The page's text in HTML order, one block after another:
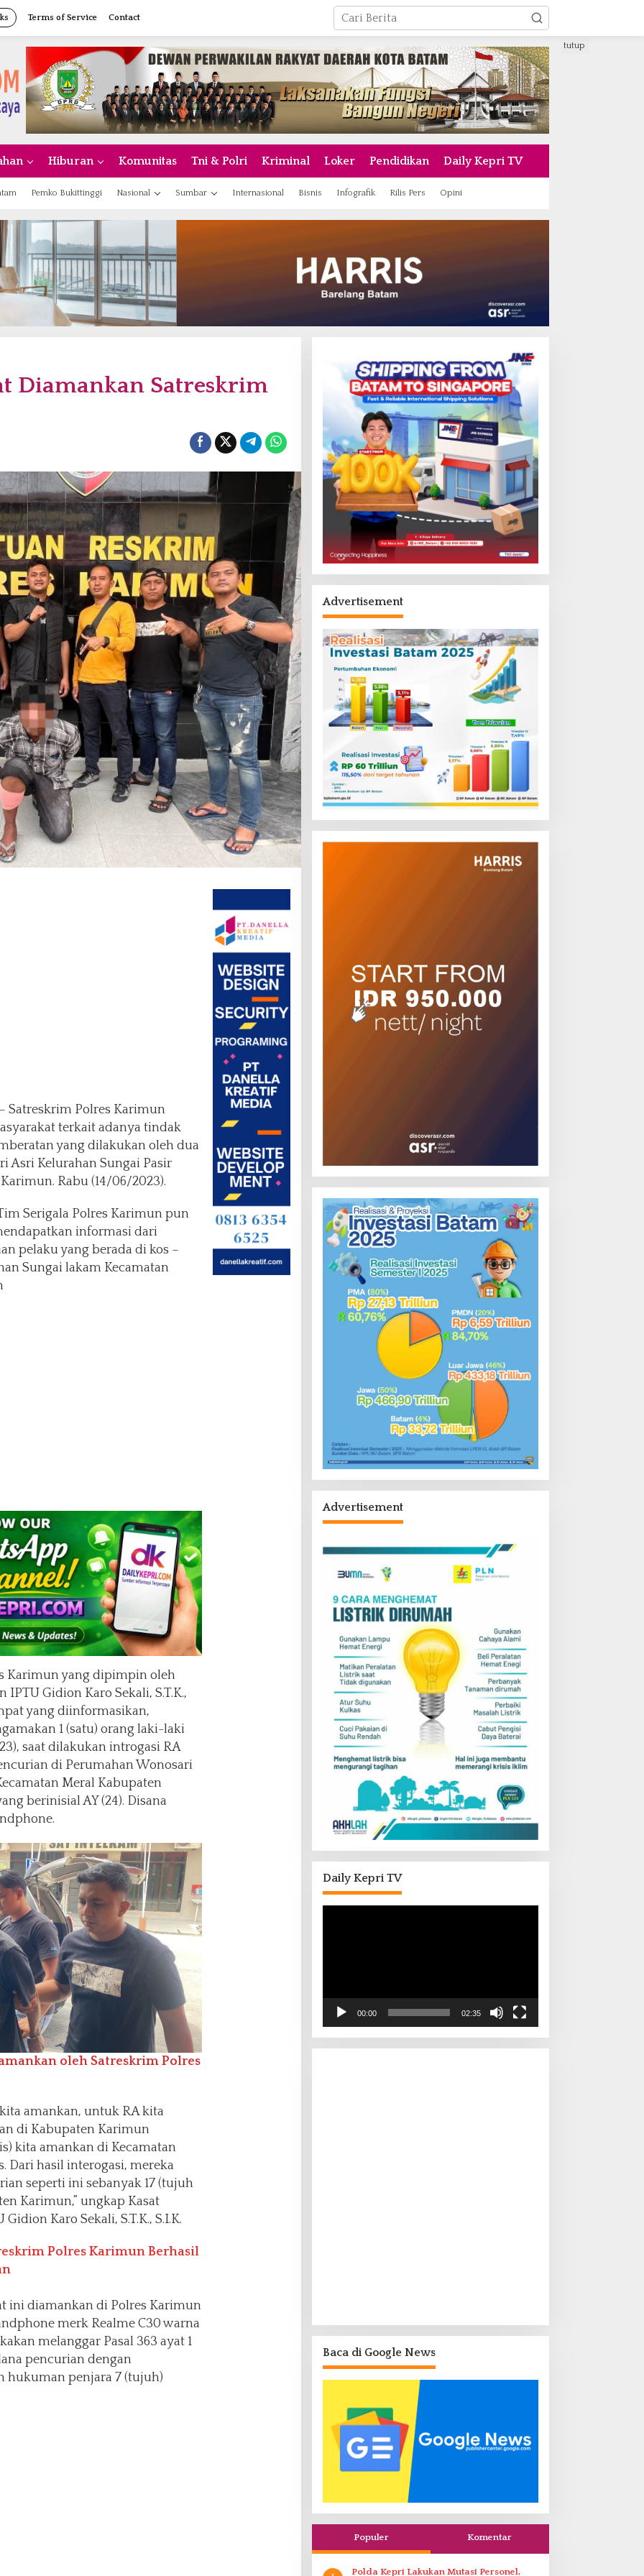
Terms of Service Contact
Hiburan Komunitas Tni & Polri Kriminal Loker Pendidikan Daily Kepri TV
Pemko Bukittinggi Nasional Sumbar Internasional Bisnis Infografik Rilis Pers Opini
tutup
Diamankan Satreskrim
– Satreskrim Polres Karimun
terkait adanya tindak
yang dilakukan oleh dua
Asri Kelurahan Sungai Pasir
Rabu (14/06/2023).
Serigala Polres Karimun pun
informasi dari
pelaku yang berada di kos –
Sungai lakam Kecamatan
Karimun yang dipimpin oleh
Gidion Karo Sekali, S.T.K.,
yang diinformasikan,
1 (satu) orang laki-laki
saat dilakukan introgasi RA
di Perumahan Wonosari
Meral Kabupaten
berinisial AY (24). Disana
oleh Satreskrim Polres
amankan, untuk RA kita
di Kabupaten Karimun
kita amankan di Kecamatan
Dari hasil interogasi, mereka
seperti ini sebanyak 17 (tujuh
Karimun,” ungkap Kasat
Karo Sekali, S.T.K., S.I.K.
Polres Karimun Berhasil
ini diamankan di Polres Karimun
merk Realme C30 warna
melanggar Pasal 363 ayat 1
pencurian dengan
hukuman penjara 7 (tujuh)
Advertisement
Advertisement
Daily Kepri TV
00:00 02:35
Baca di Google News
Populer Komentar
Polda Kepri Lakukan Mutasi Personel,